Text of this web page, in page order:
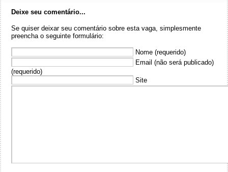
Deixe seu comentário...
Se quiser deixar seu comentário sobre esta vaga, simplesmente
preencha o seguinte formulário:
Nome (requerido)
Email (não será publicado)
(requerido)
Site